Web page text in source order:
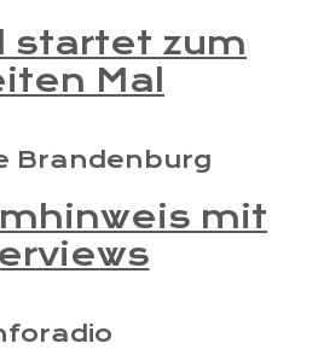
startet zum
Mal
Brandenburg
mit